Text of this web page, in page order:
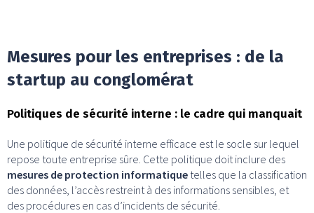
Mesures pour les entreprises : de la
startup au conglomérat
Politiques de sécurité interne : le cadre qui manquait
Une politique de sécurité interne efficace est le socle sur lequel
repose toute entreprise sûre. Cette politique doit inclure des
mesures de protection informatique telles que la classification
des données, l’accès restreint à des informations sensibles, et
des procédures en cas d’incidents de sécurité.